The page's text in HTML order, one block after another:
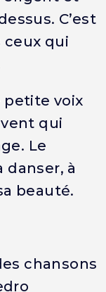
C’est
ceux qui
petite voix
qui
Le
à
beauté.
chansons